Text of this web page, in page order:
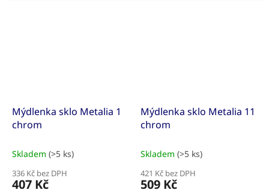
Mýdlenka sklo Metalia 1
chrom
Skladem (>5 ks)
336 Kč bez DPH
407 Kč
Mýdlenka sklo Metalia 11
chrom
Skladem (>5 ks)
421 Kč bez DPH
509 Kč